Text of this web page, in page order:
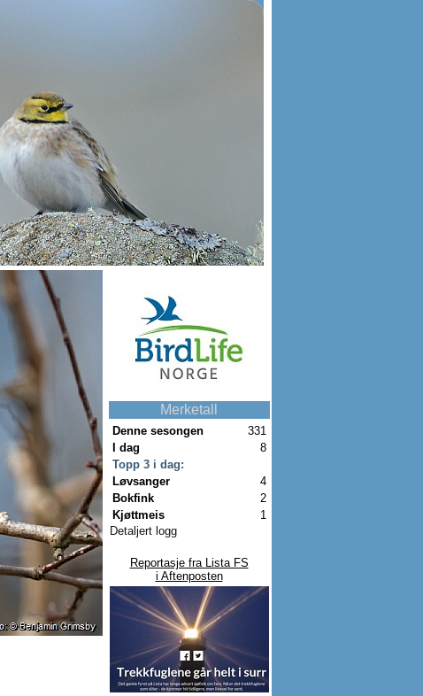
Merketall
Denne sesongen
331
I dag
8
Topp 3 i dag:
Løvsanger
4
Bokfink
2
Kjøttmeis
1
Detaljert logg
Reportasje fra Lista FS
i Aftenposten